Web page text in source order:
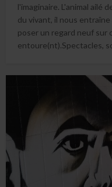
l'imaginaire. L'animal ailé
du vivant, il nous
poser un regard neuf sur
entoure(nt).Spectacles,